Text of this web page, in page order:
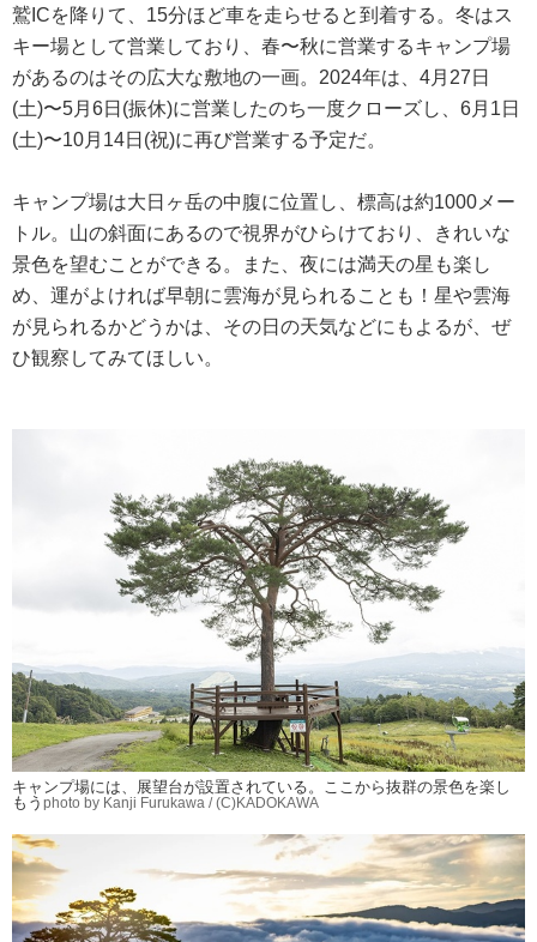
鷲ICを降りて、15分ほど車を走らせると到着する。冬はス
キー場として営業しており、春〜秋に営業するキャンプ場
があるのはその広大な敷地の一画。2024年は、4月27日
(土)〜5月6日(振休)に営業したのち一度クローズし、6月1日
(土)〜10月14日(祝)に再び営業する予定だ。
キャンプ場は大日ヶ岳の中腹に位置し、標高は約1000メー
トル。山の斜面にあるので視界がひらけており、きれいな
景色を望むことができる。また、夜には満天の星も楽し
め、運がよければ早朝に雲海が見られることも！星や雲海
が見られるかどうかは、その日の天気などにもよるが、ぜ
ひ観察してみてほしい。
キャンプ場には、展望台が設置されている。ここから抜群の景色を楽し
もう photo by Kanji Furukawa / (C)KADOKAWA